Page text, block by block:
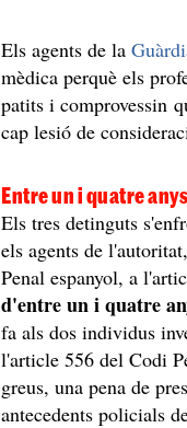
Els agents de la
mèdica perquè els
patits i comprovessin
cap lesió de
Entre un i quatre
Els tres detinguts
els agents de
Penal espanyol, a
d'entre un i quatre
fa als dos individus
l'article 556 del Codi
greus, una pena de
antecedents policials